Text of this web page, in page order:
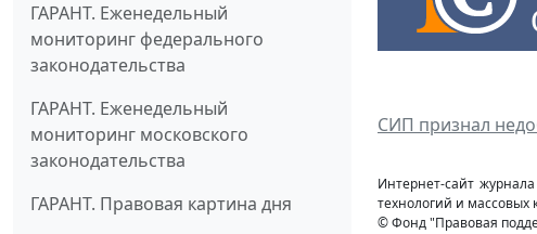
ГАРАНТ. Еженедельный
мониторинг федерального
законодательства
ГАРАНТ. Еженедельный
мониторинг московского
законодательства
ГАРАНТ. Правовая картина дня
СИП признал
Интернет-сайт
технологий и
© Фонд "Правовая